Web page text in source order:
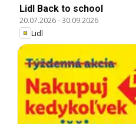
Lidl Back to school
20.07.2026-30.09.2026
Lidl